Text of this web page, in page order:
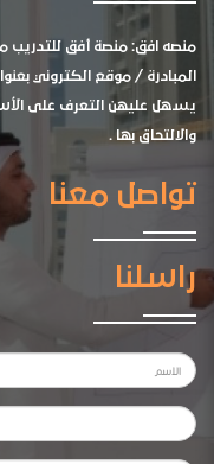
منصه افق: منصة أفق للتدريب
المبادرة / موقع الكتروني
يسهل عليهن التعرف على
والالتحاق بها .
تواصل معنا
راسلنا